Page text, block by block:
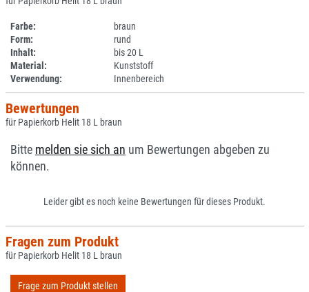
Farbe:
braun
Form:
rund
Inhalt:
bis 20 L
Material:
Kunststoff
Verwendung:
Innenbereich
Bewertungen
für Papierkorb Helit 18 L braun
Bitte melden sie sich an um Bewertungen abgeben zu
können.
Leider gibt es noch keine Bewertungen für dieses Produkt.
Fragen zum Produkt
für Papierkorb Helit 18 L braun
Frage zum Produkt stellen